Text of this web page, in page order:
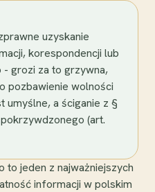
uzyskanie
korespondencji lub
grozi za to grzywna,
pozbawienie wolności
a ściganie z §
(art.
to jeden z najważniejszych
informacji w polskim